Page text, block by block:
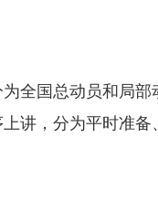
国总动员和局部
讲，分为平时准备